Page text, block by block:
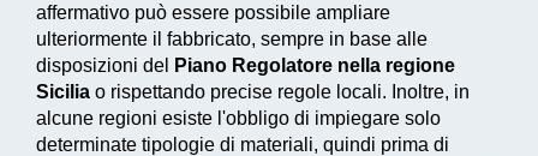
affermativo può essere possibile ampliare
ulteriormente il fabbricato, sempre in base alle
disposizioni del
Piano Regolatore nella regione
Sicilia o rispettando precise regole locali. Inoltre, in
alcune regioni esiste l'obbligo di impiegare solo
determinate tipologie di materiali, quindi prima di